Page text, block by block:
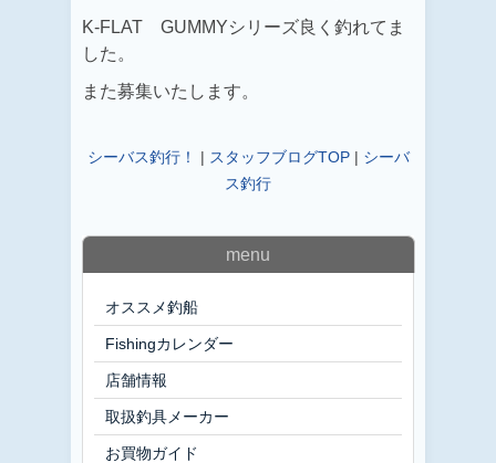
K-FLAT GUMMYシリーズ良く釣れてま
した。
また募集いたします。
シーバス釣行！ | スタッフブログTOP| シーバ
ス釣行
menu
オススメ釣船
Fishingカレンダー
店舗情報
取扱釣具メーカー
お買物ガイド